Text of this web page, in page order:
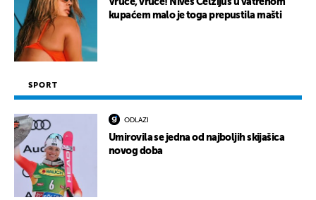
Vruće, vruće! Nives Celzijus u vatrenom
kupaćem malo je toga prepustila mašti
SPORT
ODLAZI
Umirovila se jedna od najboljih skijašica
novog doba